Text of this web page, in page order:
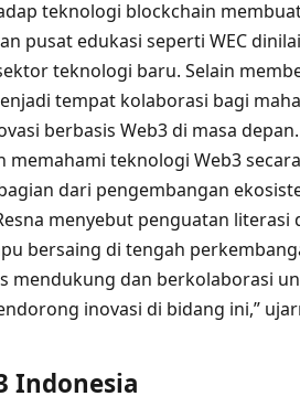
teknologi blockchain
pusat edukasi seperti WEC
teknologi baru. Selain
tempat kolaborasi bagi
berbasis Web3 di masa depan.
teknologi Web3
dari pengembangan
menyebut penguatan
bersaing di tengah
mendukung dan berkolaborasi
inovasi di bidang ini,”
Indonesia